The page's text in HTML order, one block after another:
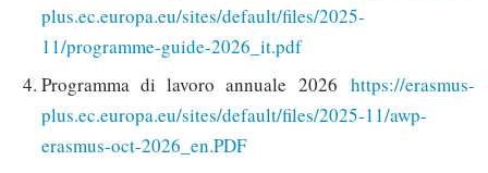
plus.ec.europa.eu/sites/default/files/2025-
11/programme-guide-2026_it.pdf
Programma di lavoro annuale 2026 https://erasmus-
plus.ec.europa.eu/sites/default/files/2025-11/awp-
erasmus-oct-2026_en.PDF